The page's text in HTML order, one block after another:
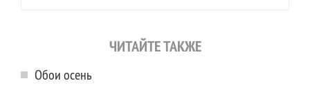
ЧИТАЙТЕ ТАКЖЕ
Обои осень